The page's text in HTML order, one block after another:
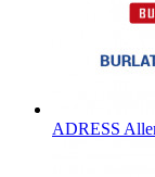
ADRESS